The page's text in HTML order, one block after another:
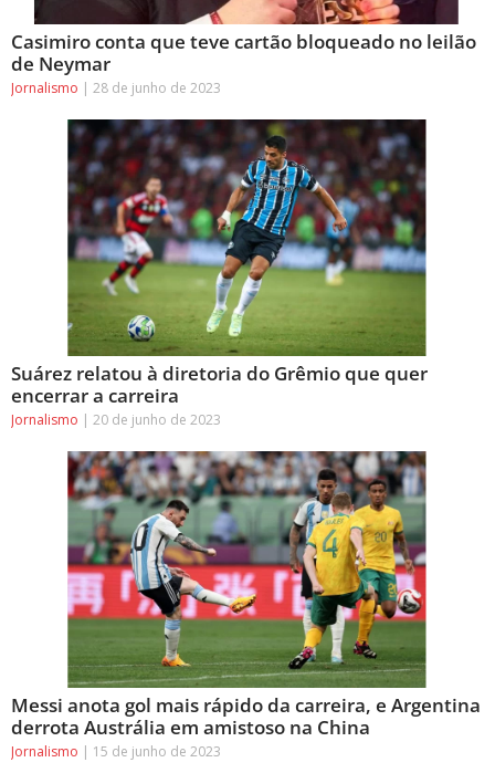
Casimiro conta que teve cartão bloqueado no leilão
de Neymar
Jornalismo 28 de junho de 2023
Suárez relatou à diretoria do Grêmio que quer
encerrar a carreira
Jornalismo 20 de junho de 2023
Messi anota gol mais rápido da carreira, e Argentina
derrota Austrália em amistoso na China
Jornalismo 15 de junho de 2023